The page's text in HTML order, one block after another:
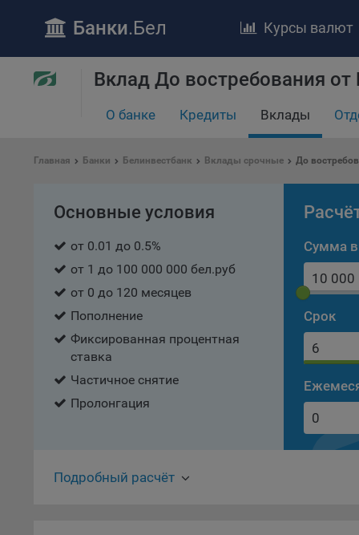
Банки.Бел Курсы валют
Вклад До востребования от
О банке Кредиты Вклады
Главная Банки Белинвестбанк Вклады срочные До
Основные условия
от 0.01 до 0.5%
от 1 до 100 000 000 бел.руб
от 0 до 120 месяцев
Пополнение
Фиксированная процентная
ставка
Частичное снятие
Пролонгация
Сумма
Срок
Подробный расчёт